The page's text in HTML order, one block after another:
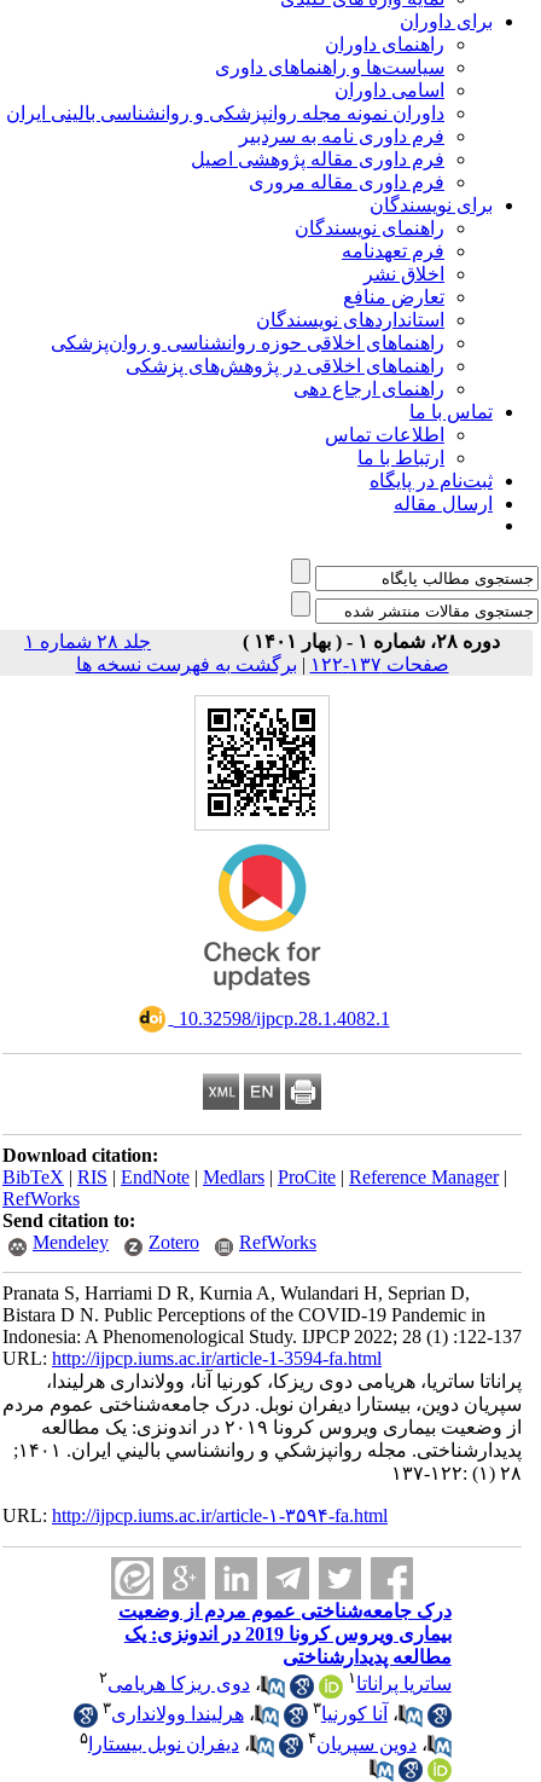
برای داوران
راهنمای داوران
سیاست‌ها و راهنماهای داوری
اسامی داوران
داوران نمونه مجله روانپزشکی و روانشناسی بالینی ایران
فرم داوری نامه به سردبیر
فرم داوری مقاله پژوهشی اصیل
فرم داوری مقاله مروری
برای نویسندگان
راهنمای نویسندگان
فرم تعهدنامه
اخلاق نشر
تعارض منافع
استانداردهای نویسندگان
راهنماهای اخلاقی حوزه روانشناسی و روان‌پزشکی
راهنماهای اخلاقی در پژوهش‌های پزشکی
راهنمای ارجاع دهی
تماس با ما
اطلاعات تماس
ارتباط با ما
ثبت‌نام در پایگاه
ارسال مقاله
دوره ۲۸، شماره ۱ - ( بهار ۱۴۰۱ )
جلد ۲۸ شماره ۱
صفحات ۱۳۷-۱۲۲
| برگشت به فهرست نسخه ها
‎ 10.32598/ijpcp.28.1.4082.1
Download citation:
BibTeX|RIS|EndNote|Medlars|ProCite|Reference Manager
RefWorks
Send citation to:
Mendeley
Zotero RefWorks
Pranata S, Harriami D R, Kurnia A, Wulandari H, Seprian D,
Bistara D N. Public Perceptions of the COVID-19 Pandemic in
Indonesia: A Phenomenological Study. IJPCP 2022; 28 (1) :122-137
URL:http://ijpcp.iums.ac.ir/article-1-3594-fa.html
پراناتا ساتریا، هریامی دوی ریزکا، کورنیا آنا، وولانداری هرلیندا،
سپریان دوین، بیستارا دیفران نوبل. درک جامعه‌شناختی عموم مردم
از وضعیت بیماری ویروس کرونا ۲۰۱۹ در اندونزی: یک مطالعه
پدیدارشناختی. مجله روانپزشكي و روانشناسي باليني ايران. ۱۴۰۱;
۲۸ (۱) :۱۲۲-۱۳۷
URL:http://ijpcp.iums.ac.ir/article-۱-۳۵۹۴-fa.html
درک جامعه‌شناختی عموم مردم از وضعیت
بیماری ویروس کرونا 2019 در اندونزی: یک
مطالعه پدیدارشناختی
ساتریا پراناتا۱ ،دوی ریزکا هریامی
،آنا کورنیا۳ ،هرلیندا وولانداری
،دوین سپریان ۴ ،دیفران نوبل بیستارا